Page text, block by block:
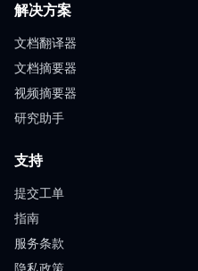
解决方案
文档翻译器
文档摘要器
视频摘要器
研究助手
支持
提交工单
指南
服务条款
隐私政策